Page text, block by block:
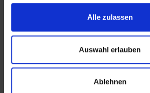
Alle zulassen
Auswahl erlauben
Ablehnen
Bündnis
Kontakt